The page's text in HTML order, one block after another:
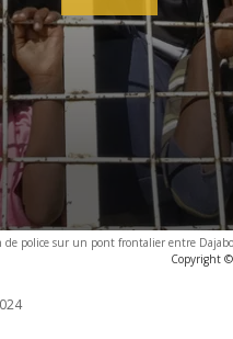
police sur un pont frontalier entre
Copyright